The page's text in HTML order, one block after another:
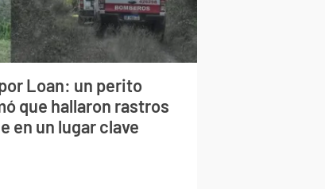
Loan: un perito
que hallaron rastros
en un lugar clave